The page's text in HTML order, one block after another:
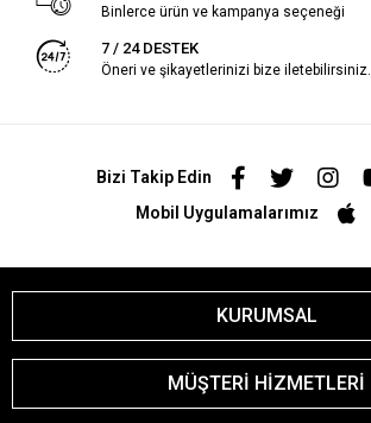
Binlerce ürün ve kampanya seçeneği
7 / 24 DESTEK
Öneri ve şikayetlerinizi bize iletebilirsiniz.
Bizi Takip Edin
Mobil Uygulamalarımız
KURUMSAL
MÜŞTERİ HİZMETLERİ